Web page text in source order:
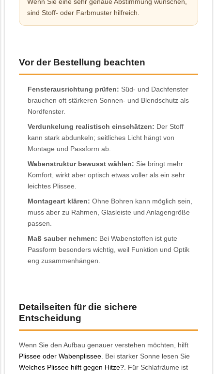
Wenn Sie eine sehr genaue Abstimmung wünschen,
sind Stoff- oder Farbmuster hilfreich.
Vor der Bestellung beachten
Fensterausrichtung prüfen: Süd- und Dachfenster
brauchen oft stärkeren Sonnen- und Blendschutz als
Nordfenster.
Verdunkelung realistisch einschätzen: Der Stoff
kann stark abdunkeln; seitliches Licht hängt von
Montage und Passform ab.
Wabenstruktur bewusst wählen: Sie bringt mehr
Komfort, wirkt aber optisch etwas voller als ein sehr
leichtes Plissee.
Montageart klären: Ohne Bohren kann möglich sein,
muss aber zu Rahmen, Glasleiste und Anlagengröße
passen.
Maß sauber nehmen: Bei Wabenstoffen ist gute
Passform besonders wichtig, weil Funktion und Optik
eng zusammenhängen.
Detailseiten für die sichere
Entscheidung
Wenn Sie den Aufbau genauer verstehen möchten, hilft
Plissee oder Wabenplissee. Bei starker Sonne lesen Sie
Welches Plissee hilft gegen Hitze?. Für Schlafräume ist